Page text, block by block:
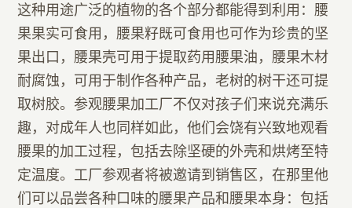
这种用途广泛的植物的各个部分都能得到利用：腰
果果实可食用，腰果籽既可食用也可作为珍贵的坚
果出口，腰果壳可用于提取药用腰果油，腰果木材
耐腐蚀，可用于制作各种产品，老树的树干还可提
取树胶。参观腰果加工厂不仅对孩子们来说充满乐
趣，对成年人也同样如此，他们会饶有兴致地观看
腰果的加工过程，包括去除坚硬的外壳和烘烤至特
定温度。工厂参观者将被邀请到销售区，在那里他
们可以品尝各种口味的腰果产品和腰果本身：包括